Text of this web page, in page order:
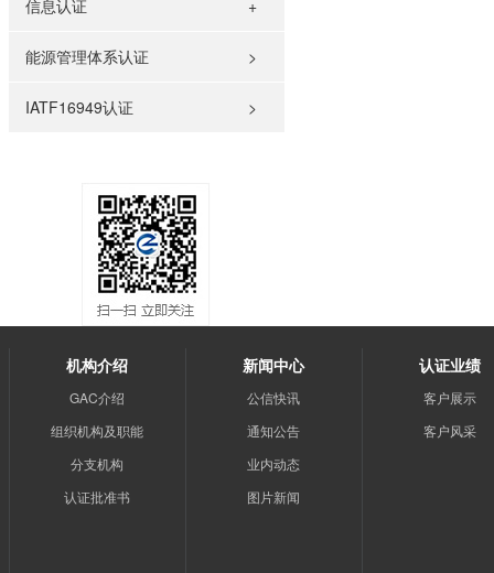
信息认证
能源管理体系认证 >
IATF16949认证 >
机构介绍
GAC介绍
组织机构及职能
分支机构
认证批准书
新闻中心
公信快讯
通知公告
业内动态
图片新闻
认证业绩
客户展示
客户风采